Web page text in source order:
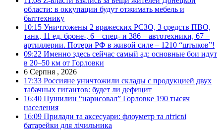
области: в оккупации будут отжимать мебель и
быттехнику
10:15 Уничтожены 2 вражеских РСЗО, 3 средств ПВО,
танк, 11 ед. броне-, 6 – спец- и 386 – автотехники, 67 –
артиллерии. Потери РФ в живой силе – 1210 “штыков”!
09:22 Именно здесь сейчас самый ад: основные бои идут
в 20–50 км от Горловки
6 Серпня , 2026
17:33 Россияне уничтожили склады с продукцией двух
табачных гигантов: будет ли дефицит
16:40 Пушилин “нарисовал” Горловке 190 тысяч
населения
16:09 Прилади та аксесуари: флоуметр та літієві
батарейки для лічильника